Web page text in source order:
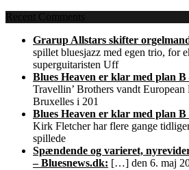
Recent Comments
Grarup Allstars skifter
spillet bluesjazz med egen trio, for
superguitaristen Uff
Blues Heaven er klar med plan B
Travellin’ Brothers vandt
Bruxelles i 201
Blues Heaven er klar med plan B
Kirk Fletcher har flere gange
spillede
Spændende og varieret,
– Bluesnews.dk: […] den 6. maj